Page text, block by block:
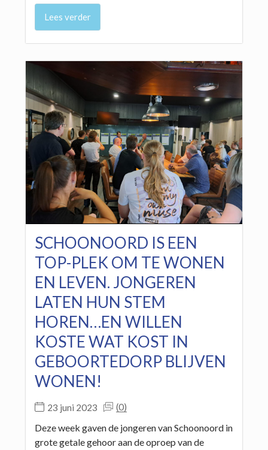
Lees verder
SCHOONOORD IS EEN
TOP-PLEK OM TE WONEN
EN LEVEN. JONGEREN
LATEN HUN STEM
HOREN…EN WILLEN
KOSTE WAT KOST IN
GEBOORTEDORP BLIJVEN
WONEN!
23 juni 2023 (0)
Deze week gaven de jongeren van Schoonoord in
grote getale gehoor aan de oproep van de